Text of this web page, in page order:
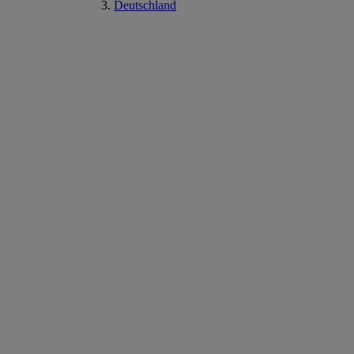
Deutschland